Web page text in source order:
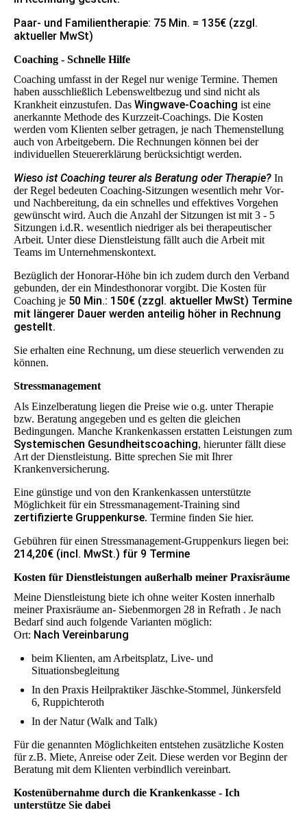
Paar- und Familientherapie: 75 Min. = 135€ (zzgl.
aktueller MwSt)
Coaching - Schnelle Hilfe
Coaching umfasst in der Regel nur wenige Termine. Themen
haben ausschließlich Lebensweltbezug und sind nicht als
Krankheit einzustufen. Das Wingwave-Coaching ist eine
anerkannte Methode des Kurzzeit-Coachings. Die Kosten
werden vom Klienten selber getragen, je nach Themenstellung
auch von Arbeitgebern. Die Rechnungen können bei der
individuellen Steuererklärung berücksichtigt werden.
Wieso ist Coaching teurer als Beratung oder Therapie? In
der Regel bedeuten Coaching-Sitzungen wesentlich mehr Vor-
und Nachbereitung, da ein schnelles und effektives Vorgehen
gewünscht wird. Auch die Anzahl der Sitzungen ist mit 3 - 5
Sitzungen i.d.R. wesentlich niedriger als bei therapeutischer
Arbeit. Unter diese Dienstleistung fällt auch die Arbeit mit
Teams im Unternehmenskontext.
Bezüglich der Honorar-Höhe bin ich zudem durch den Verband
gebunden, der ein Mindesthonorar vorgibt. Die Kosten für
Coaching je 50 Min.: 150€ (zzgl. aktueller MwSt) Termine
mit längerer Dauer werden anteilig höher in Rechnung
gestellt.
Sie erhalten eine Rechnung, um diese steuerlich verwenden zu
können.
Stressmanagement
Als Einzelberatung liegen die Preise wie o.g. unter Therapie
bzw. Beratung angegeben und es gelten die gleichen
Bedingungen. Manche Krankenkassen erstatten Leistungen zum
Systemischen Gesundheitscoaching, hierunter fällt diese
Art der Dienstleistung. Bitte sprechen Sie mit Ihrer
Krankenversicherung.
Eine günstige und von den Krankenkassen unterstützte
Möglichkeit für ein Stressmanagement-Training sind
zertifizierte Gruppenkurse. Termine finden Sie hier.
Gebühren für einen Stressmanagement-Gruppenkurs liegen bei:
214,20€ (incl. MwSt.) für 9 Termine
Kosten für Dienstleistungen außerhalb meiner Praxisräume
Meine Dienstleistung biete ich ohne weiter Kosten innerhalb
meiner Praxisräume an- Siebenmorgen 28 in Refrath . Je nach
Bedarf sind auch folgende Varianten möglich:
Ort: Nach Vereinbarung
beim Klienten, am Arbeitsplatz, Live- und
Situationsbegleitung
In den Praxis Heilpraktiker Jäschke-Stommel, Jünkersfeld
6, Ruppichteroth
In der Natur (Walk and Talk)
Für die genannten Möglichkeiten entstehen zusätzliche Kosten
für z.B. Miete, Anreise oder Zeit. Diese werden vor Beginn der
Beratung mit dem Klienten verbindlich vereinbart.
Kostenübernahme durch die Krankenkasse - Ich
unterstütze Sie dabei